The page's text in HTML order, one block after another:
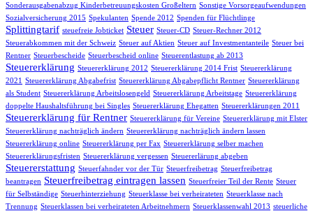
Sonderausgabenabzug Kinderbetreuungskosten Großeltern Sonstige Vorsorgeaufwendungen
Sozialversicherung 2015 Spekulanten Spende 2012 Spenden für Flüchtlinge
Splittingtarif steuefreie Jobticket Steuer Steuer-CD Steuer-Rechner 2012
Steuerabkommen mit der Schweiz Steuer auf Aktien Steuer auf Investmentanteile Steuer bei
Rentner Steuerbescheide Steuerbescheid online Steuerentlastung ab 2013
Steuererklärung Steuererklärung 2012 Steuererklärung 2014 Frist Steuererklärung
2021
Steuererklärung Abgabefrist Steuererklärung Abgabepflicht Rentner Steuererklärung
als Student Steuererklärung Arbeitslosengeld Steuererklärung Arbeitstage Steuererklärung
doppelte Haushaltsführung bei Singles Steuererklärung Ehegatten Steuererklärungen 2011
Steuererklärung für Rentner Steuererklärung für Vereine Steuererklärung mit Elster
Steuererklärung nachträglich ändern Steuererklärung nachträglich ändern lassen
Steuererklärung online Steuererklärung per Fax Steuererklärung selber machen
Steuererklärungsfristen Steuererklärung vergessen Steuererlärung abgeben
Steuererstattung Steuerfahnder vor der Tür Steuerfreibetrag Steuerfreibetrag
beantragen Steuerfreibetrag eintragen lassen Steuerfreier Teil der Rente Steuer
für Selbständige Steuerhinterziehung Steuerklasse bei verheirateten Steuerklasse nach
Trennung Steuerklassen bei verheirateten Arbeitnehmern Steuerklassenwahl 2013 steuerliche